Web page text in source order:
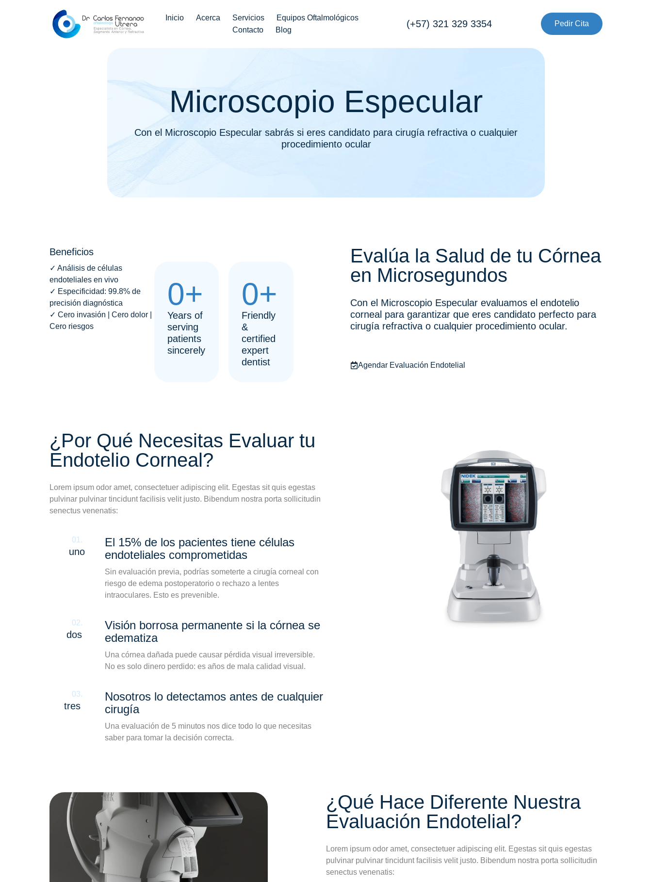
Inicio Acerca Servicios
Equipos Oftalmológicos
Contacto
Blog
(+57) 321 329 3354 Pedir Cita
Microscopio Especular
Con el Microscopio Especular sabrás si eres candidato para cirugía refractiva o cualquier
procedimiento ocular
Beneficios
✓ Análisis de células
endoteliales en vivo
✓ Especificidad: 99.8% de
precisión diagnóstica
✓ Cero invasión | Cero dolor |
Cero riesgos
Years of
serving
patients
sincerely
0+
Friendly
&
certified
expert
dentist
0+
Evalúa la Salud de tu Córnea
en Microsegundos
Con el Microscopio Especular evaluamos el endotelio
corneal para garantizar que eres candidato perfecto para
cirugía refractiva o cualquier procedimiento ocular.
Agendar Evaluación Endotelial
¿Por Qué Necesitas Evaluar tu
Endotelio Corneal?
Lorem ipsum odor amet, consectetuer adipiscing elit. Egestas sit quis egestas
pulvinar pulvinar tincidunt facilisis velit justo. Bibendum nostra porta sollicitudin
senectus venenatis:
01.
uno
El 15% de los pacientes tiene células
endoteliales comprometidas
Sin evaluación previa, podrías someterte a cirugía corneal con
riesgo de edema postoperatorio o rechazo a lentes
intraoculares. Esto es prevenible.
02.
dos
Visión borrosa permanente si la córnea se
edematiza
Una córnea dañada puede causar pérdida visual irreversible.
No es solo dinero perdido: es años de mala calidad visual.
03.
tres
Nosotros lo detectamos antes de cualquier
cirugía
Una evaluación de 5 minutos nos dice todo lo que necesitas
saber para tomar la decisión correcta.
¿Qué Hace Diferente Nuestra
Evaluación Endotelial?
Lorem ipsum odor amet, consectetuer adipiscing elit. Egestas sit quis egestas
pulvinar pulvinar tincidunt facilisis velit justo. Bibendum nostra porta sollicitudin
senectus venenatis: